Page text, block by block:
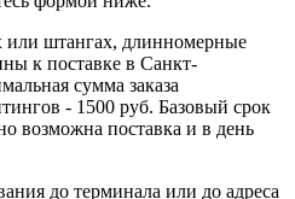
или штангах, длинномерные
к поставке в Санкт-
сумма заказа
- 1500 руб. Базовый срок
возможна поставка и в день
до терминала или до адреса